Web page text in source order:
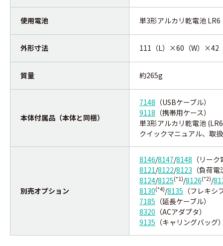
使用電池 単3形アルカリ乾電池
外形寸法 111（L）×60（W）×42
質量 約265g
本体付属品（本体と同梱）
7148 （USBケーブル）
9118 （携帯用ケース）
単3形アルカリ乾電池
クイックマニュアル、取
別売オプション
8146/8147/8148 （リー
8121/8122/8123 （負荷
8124/8125(*1)/8126(*2)/
8130(*4)/8135 （フレキ
7185 （延長ケーブル）
8320 （ACアダプタ）
9135 （キャリングバッグ